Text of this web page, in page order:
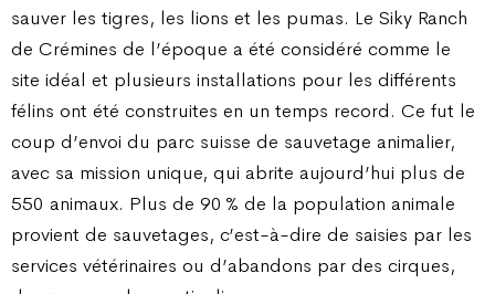
sauver les tigres, les lions et les pumas. Le Siky Ranch
de Crémines de l’époque a été considéré comme le
site idéal et plusieurs installations pour les différents
félins ont été construites en un temps record. Ce fut le
coup d’envoi du parc suisse de sauvetage animalier,
avec sa mission unique, qui abrite aujourd’hui plus de
550 animaux. Plus de 90 % de la population animale
provient de sauvetages, c’est-à-dire de saisies par les
services vétérinaires ou d’abandons par des cirques,